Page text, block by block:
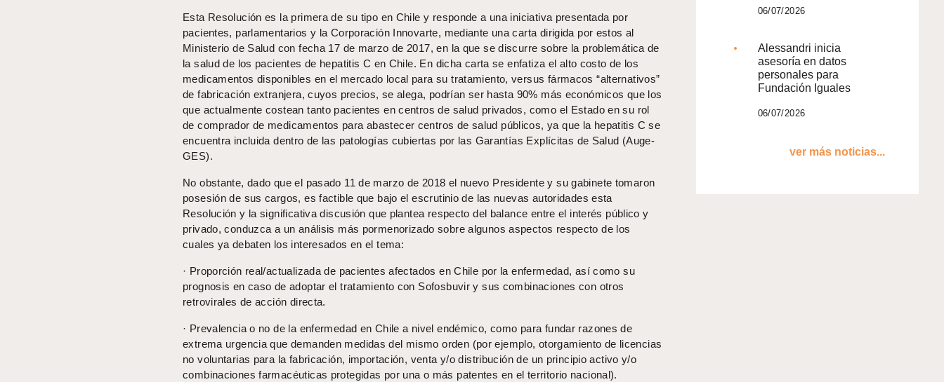
Esta Resolución es la primera de su tipo en Chile y responde a una iniciativa presentada por
pacientes, parlamentarios y la Corporación Innovarte, mediante una carta dirigida por estos al
Ministerio de Salud con fecha 17 de marzo de 2017, en la que se discurre sobre la problemática de
la salud de los pacientes de hepatitis C en Chile. En dicha carta se enfatiza el alto costo de los
medicamentos disponibles en el mercado local para su tratamiento, versus fármacos “alternativos”
de fabricación extranjera, cuyos precios, se alega, podrían ser hasta 90% más económicos que los
que actualmente costean tanto pacientes en centros de salud privados, como el Estado en su rol
de comprador de medicamentos para abastecer centros de salud públicos, ya que la hepatitis C se
encuentra incluida dentro de las patologías cubiertas por las Garantías Explícitas de Salud (Auge-
GES).
No obstante, dado que el pasado 11 de marzo de 2018 el nuevo Presidente y su gabinete tomaron
posesión de sus cargos, es factible que bajo el escrutinio de las nuevas autoridades esta
Resolución y la significativa discusión que plantea respecto del balance entre el interés público y
privado, conduzca a un análisis más pormenorizado sobre algunos aspectos respecto de los
cuales ya debaten los interesados en el tema:
· Proporción real/actualizada de pacientes afectados en Chile por la enfermedad, así como su
prognosis en caso de adoptar el tratamiento con Sofosbuvir y sus combinaciones con otros
retrovirales de acción directa.
· Prevalencia o no de la enfermedad en Chile a nivel endémico, como para fundar razones de
extrema urgencia que demanden medidas del mismo orden (por ejemplo, otorgamiento de licencias
no voluntarias para la fabricación, importación, venta y/o distribución de un principio activo y/o
combinaciones farmacéuticas protegidas por una o más patentes en el territorio nacional).
06/07/2026
Alessandri inicia
asesoría en datos
personales para
Fundación Iguales
06/07/2026
ver más noticias...